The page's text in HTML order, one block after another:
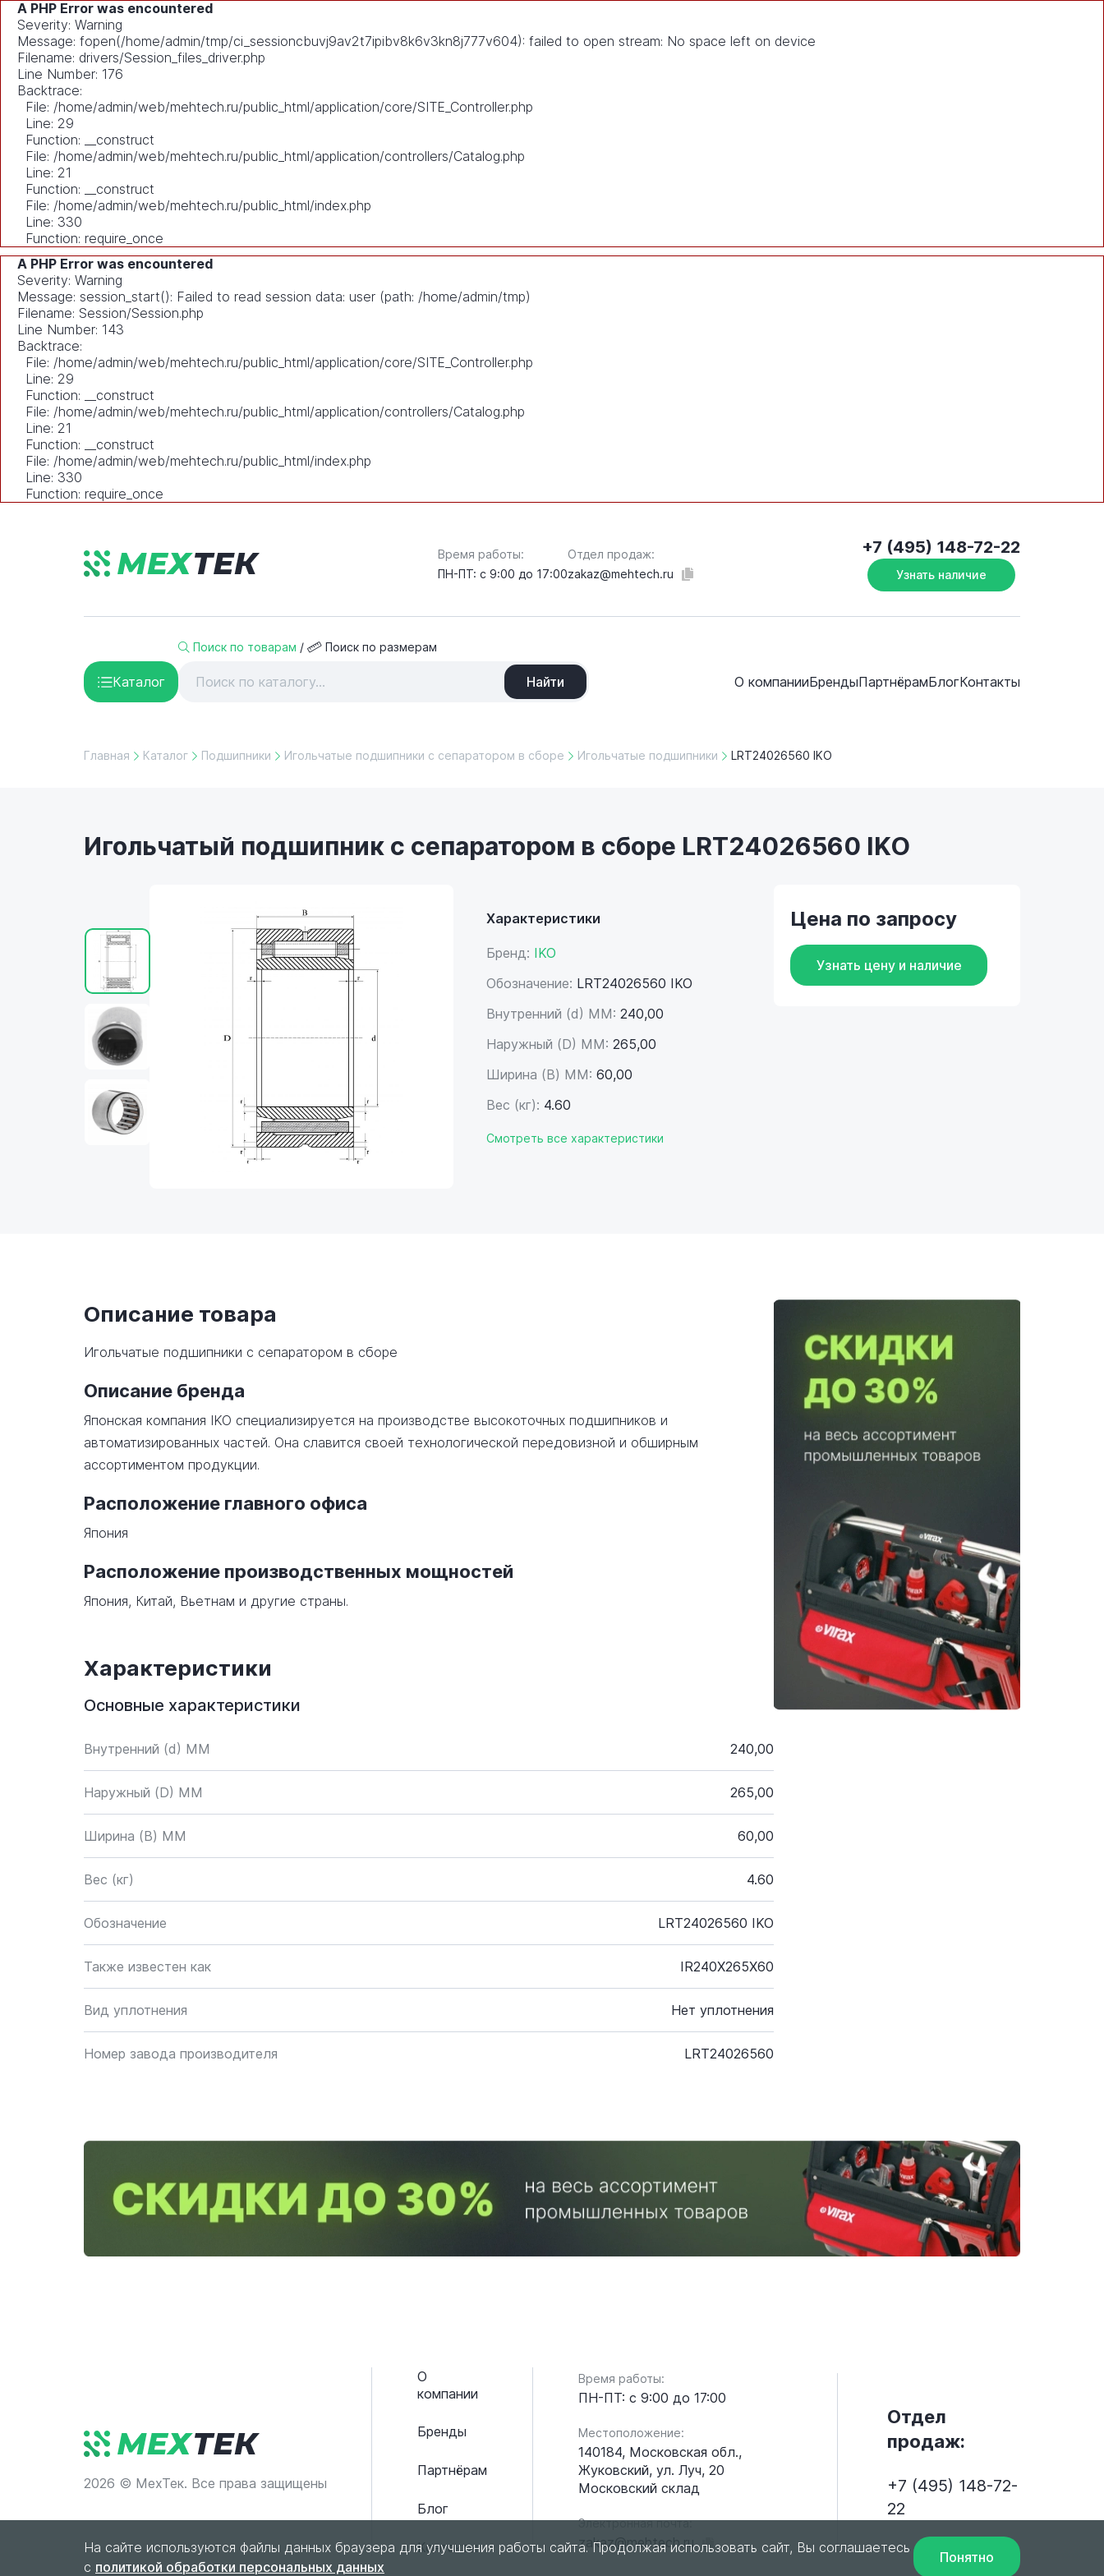
A PHP Error was encountered
Severity: Warning
Message: fopen(/home/admin/tmp/ci_sessioncbuvj9av2t7ipibv8k6v3kn8j777v604): failed to open stream: No space left on device
Filename: drivers/Session_files_driver.php
Line Number: 176
Backtrace:
File: /home/admin/web/mehtech.ru/public_html/application/core/SITE_Controller.php
Line: 29
Function: __construct
File: /home/admin/web/mehtech.ru/public_html/application/controllers/Catalog.php
Line: 21
Function: __construct
File: /home/admin/web/mehtech.ru/public_html/index.php
Line: 330
Function: require_once
A PHP Error was encountered
Severity: Warning
Message: session_start(): Failed to read session data: user (path: /home/admin/tmp)
Filename: Session/Session.php
Line Number: 143
Backtrace:
File: /home/admin/web/mehtech.ru/public_html/application/core/SITE_Controller.php
Line: 29
Function: __construct
File: /home/admin/web/mehtech.ru/public_html/application/controllers/Catalog.php
Line: 21
Function: __construct
File: /home/admin/web/mehtech.ru/public_html/index.php
Line: 330
Function: require_once
Время работы:
ПН-ПТ: с 9:00 до 17:00
Отдел продаж:
zakaz@mehtech.ru
+7 (495) 148-72-22
Узнать наличие
Каталог
Поиск по товарам / Поиск по размерам
Найти О компанииБрендыПартнёрамБлогКонтакты
Главная Каталог Подшипники Игольчатые подшипники с сепаратором в сборе Игольчатые подшипники LRT24026560 IKO
Игольчатый подшипник с сепаратором в сборе LRT24026560 IKO
Характеристики
Бренд: IKO
Обозначение: LRT24026560 IKO
Внутренний (d) ММ: 240,00
Наружный (D) ММ: 265,00
Ширина (B) MM: 60,00
Вес (кг): 4.60
Смотреть все характеристики
Цена по запросу
Узнать цену и наличие
Описание товара
Игольчатые подшипники с сепаратором в сборе
Описание бренда
Японская компания IKO специализируется на производстве высокоточных подшипников и
автоматизированных частей. Она славится своей технологической передовизной и обширным
ассортиментом продукции.
Расположение главного офиса
Япония
Расположение производственных мощностей
Япония, Китай, Вьетнам и другие страны.
Характеристики
Основные характеристики
Внутренний (d) ММ 240,00
Наружный (D) ММ 265,00
Ширина (B) MM 60,00
Вес (кг) 4.60
Обозначение LRT24026560 IKO
Также известен как IR240X265X60
Вид уплотнения Нет уплотнения
Номер завода производителя LRT24026560
2026 © МехТек. Все права защищены
О
компании
Бренды
Партнёрам
Блог
Контакты
Время работы:
ПН-ПТ: с 9:00 до 17:00
Местоположение:
140184, Московская обл.,
Жуковский, ул. Луч, 20
Московский склад
Электронная почта:
zakaz@mehtech.ru
Отдел
продаж:
+7 (495) 148-72-
22
На сайте используются файлы данных браузера для улучшения работы сайта. Продолжая использовать сайт, Вы соглашаетесь
с политикой обработки персональных данных
Понятно